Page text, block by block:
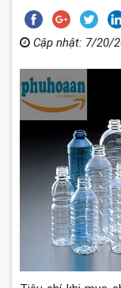
Cập nhật: 7/20/